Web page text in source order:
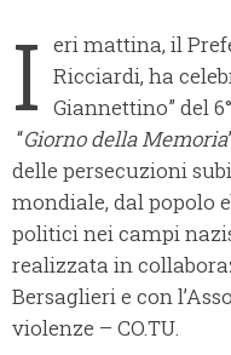
I eri mattina, il
Ricciardi, ha
Giannettino” del
“Giorno della Memoria
delle persecuzioni
mondiale, dal popolo
politici nei campi
realizzata in
Bersaglieri e con
violenze – CO.TU.